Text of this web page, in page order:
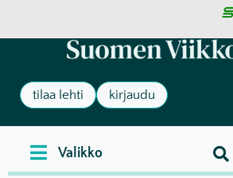
tilaa lehti kirjaudu